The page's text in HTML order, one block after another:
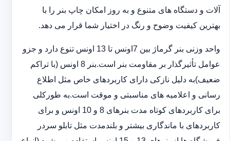
آلات و دستگاه های متنوع و به روز امکان چاپ بنر را با
بهترین کیفیت ‏وضوح و رنگ در اختیار شما قرار می دهد.‏‎
واحد وزنی بنر گرماژ بین ‏‎7‎‏اونس تا 13 اونس تنوع دارد و جزو
عوامل تأثیرگذار بر مقاومت بنر است.بنر 8 اونس (با ‏تراکم
ضعیف)به دلیل نازکی دارای کاربردهای خاص مثل اطلاع
رسانی و اعلامیه های مناسبتی و موقت است.به طورکلی
‏برای کاربردهای کوتاه مدت بنرهای 8 و 10 اونس و برای
کاربردهای با ماندگاری بیشتر و بلندمدت مثل تابلو سردر